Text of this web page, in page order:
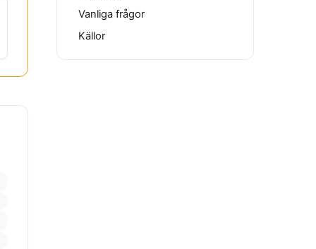
Vanliga frågor
Källor